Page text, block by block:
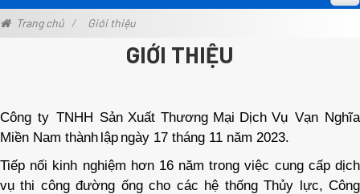
Trang chủ Giới thiệu
GIỚI THIỆU
Công ty TNHH Sản Xuất Thương Mại Dịch Vụ Vạn Nghĩa
Miền Nam thành lập ngày 17 tháng 11 năm 2023.
Tiếp nối kinh nghiệm hơn 16 năm trong việc cung cấp dịch
vụ thi công đường ống cho các hệ thống Thủy lực, Công